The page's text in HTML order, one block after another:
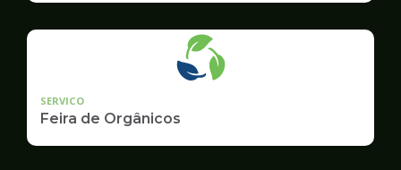
SERVICO
Feira de Orgânicos